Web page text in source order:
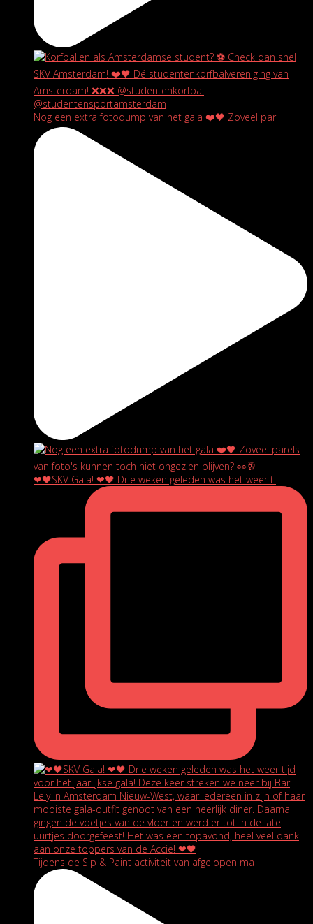
Nog een extra fotodump van het gala ❤️🖤 Zoveel par
❤🖤SKV Gala! ❤🖤 Drie weken geleden was het weer ti
Tijdens de Sip & Paint activiteit van afgelopen ma